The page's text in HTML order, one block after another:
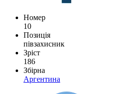
Номер
10
Позиція
півзахисник
Зріст
186
Збірна
Аргентина